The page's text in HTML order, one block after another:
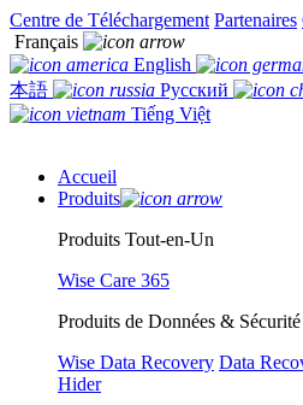
Centre de Téléchargement Partenaires
Français
English
本語
Русский
Tiếng Việt
Accueil
Produits
Produits Tout-en-Un
Wise Care 365
Produits de Données & Sécurité
Wise Data Recovery Data
Hider